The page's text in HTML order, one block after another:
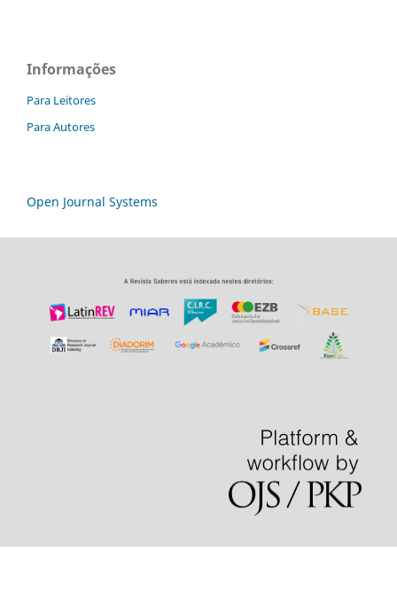
Informações
Para Leitores
Para Autores
Open Journal Systems